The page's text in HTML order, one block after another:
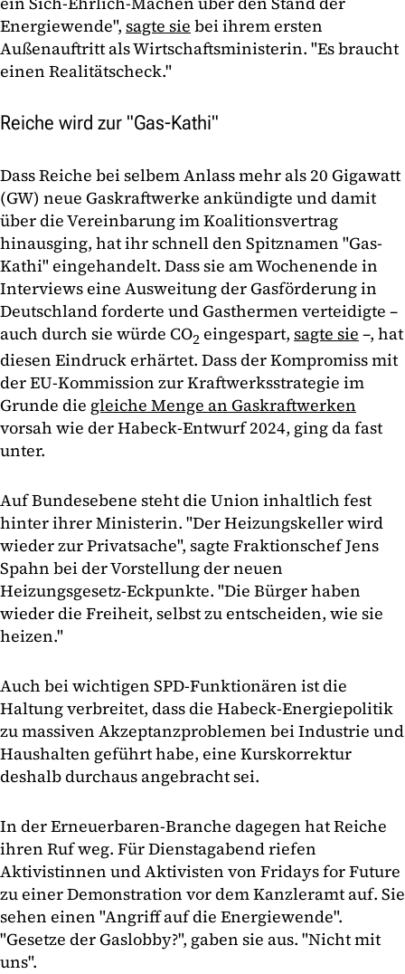
Energiewende", sagte sie bei ihrem ersten
Außenauftritt als Wirtschaftsministerin. "Es braucht
einen Realitätscheck."
Reiche wird zur "Gas-Kathi"
Dass Reiche bei selbem Anlass mehr als 20 Gigawatt
(GW) neue Gaskraftwerke ankündigte und damit
über die Vereinbarung im Koalitionsvertrag
hinausging, hat ihr schnell den Spitznamen "Gas-
Kathi" eingehandelt. Dass sie am Wochenende in
Interviews eine Ausweitung der Gasförderung in
Deutschland forderte und Gasthermen verteidigte –
auch durch sie würde CO2eingespart, sagte sie –, hat
diesen Eindruck erhärtet. Dass der Kompromiss mit
der EU-Kommission zur Kraftwerksstrategie im
Grunde die gleiche Menge an Gaskraftwerken
vorsah wie der Habeck-Entwurf 2024, ging da fast
unter.
Auf Bundesebene steht die Union inhaltlich fest
hinter ihrer Ministerin. "Der Heizungskeller wird
wieder zur Privatsache", sagte Fraktionschef Jens
Spahn bei der Vorstellung der neuen
Heizungsgesetz-Eckpunkte. "Die Bürger haben
wieder die Freiheit, selbst zu entscheiden, wie sie
heizen."
Auch bei wichtigen SPD-Funktionären ist die
Haltung verbreitet, dass die Habeck-Energiepolitik
zu massiven Akzeptanzproblemen bei Industrie und
Haushalten geführt habe, eine Kurskorrektur
deshalb durchaus angebracht sei.
In der Erneuerbaren-Branche dagegen hat Reiche
ihren Ruf weg. Für Dienstagabend riefen
Aktivistinnen und Aktivisten von Fridays for Future
zu einer Demonstration vor dem Kanzleramt auf. Sie
sehen einen "Angriff auf die Energiewende".
"Gesetze der Gaslobby?", gaben sie aus. "Nicht mit
uns".